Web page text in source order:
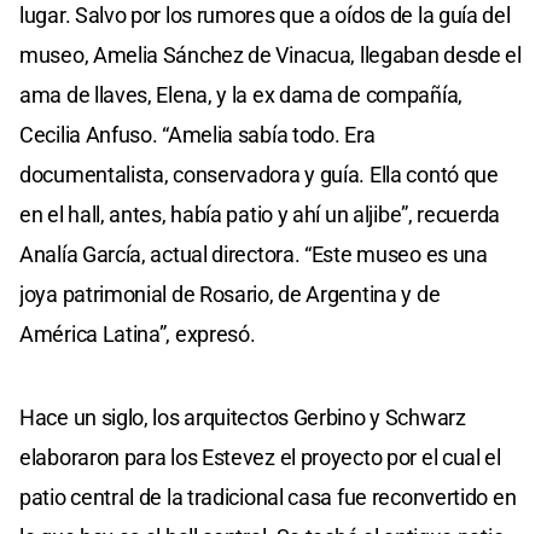
lugar. Salvo por los rumores que a oídos de la guía del
museo, Amelia Sánchez de Vinacua, llegaban desde el
ama de llaves, Elena, y la ex dama de compañía,
Cecilia Anfuso. “Amelia sabía todo. Era
documentalista, conservadora y guía. Ella contó que
en el hall, antes, había patio y ahí un aljibe”, recuerda
Analía García, actual directora. “Este museo es una
joya patrimonial de Rosario, de Argentina y de
América Latina”, expresó.
Hace un siglo, los arquitectos Gerbino y Schwarz
elaboraron para los Estevez el proyecto por el cual el
patio central de la tradicional casa fue reconvertido en